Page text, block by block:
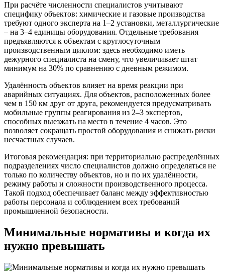
При расчёте численности специалистов учитывают
специфику объектов: химические и газовые производства
требуют одного эксперта на 1–2 установки, металлургические
– на 3–4 единицы оборудования. Отдельные требования
предъявляются к объектам с круглосуточным
производственным циклом: здесь необходимо иметь
дежурного специалиста на смену, что увеличивает штат
минимум на 30% по сравнению с дневным режимом.
Удалённость объектов влияет на время реакции при
аварийных ситуациях. Для объектов, расположенных более
чем в 150 км друг от друга, рекомендуется предусматривать
мобильные группы реагирования из 2–3 экспертов,
способных выезжать на место в течение 4 часов. Это
позволяет сокращать простой оборудования и снижать риски
несчастных случаев.
Итоговая рекомендация: при территориально распределённых
подразделениях число специалистов должно определяться не
только по количеству объектов, но и по их удалённости,
режиму работы и сложности производственного процесса.
Такой подход обеспечивает баланс между эффективностью
работы персонала и соблюдением всех требований
промышленной безопасности.
Минимальные нормативы и когда их
нужно превышать